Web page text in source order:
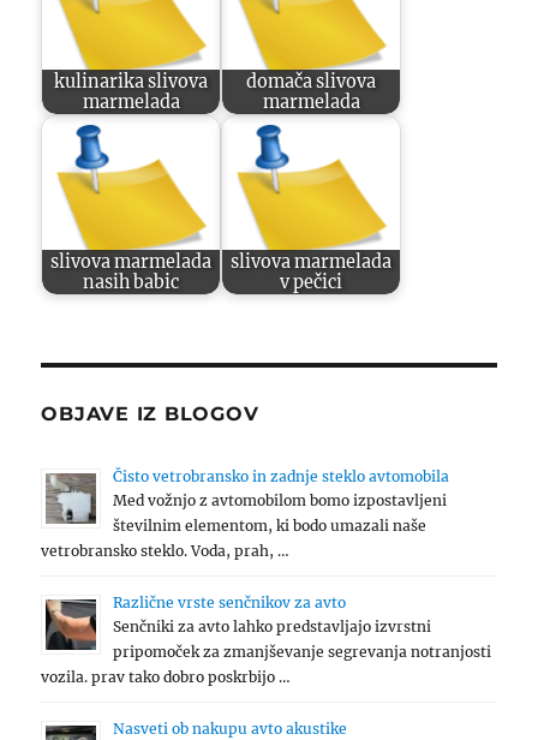
kulinarika slivova
marmelada
domača slivova
marmelada
slivova marmelada
nasih babic
slivova marmelada
v pečici
OBJAVE IZ BLOGOV
Čisto vetrobransko in zadnje steklo avtomobila
Med vožnjo z avtomobilom bomo izpostavljeni
številnim elementom, ki bodo umazali naše
vetrobransko steklo. Voda, prah, …
Različne vrste senčnikov za avto
Senčniki za avto lahko predstavljajo izvrstni
pripomoček za zmanjševanje segrevanja notranjosti
vozila. prav tako dobro poskrbijo …
Nasveti ob nakupu avto akustike